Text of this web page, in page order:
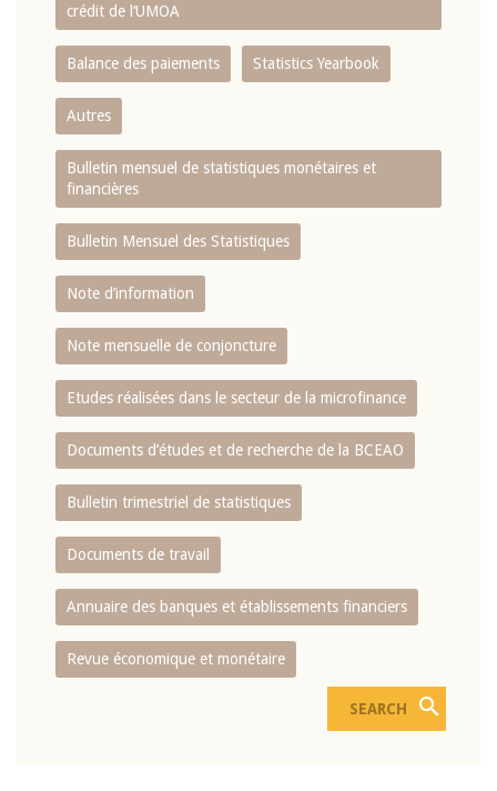
crédit de l‘UMOA
Balance des paiements Statistics Yearbook
Autres
Bulletin mensuel de statistiques monétaires et
financières
Bulletin Mensuel des Statistiques
Note d’information
Note mensuelle de conjoncture
Etudes réalisées dans le secteur de la microfinance
Documents d’études et de recherche de la BCEAO
Bulletin trimestriel de statistiques
Documents de travail
Annuaire des banques et établissements financiers
Revue économique et monétaire